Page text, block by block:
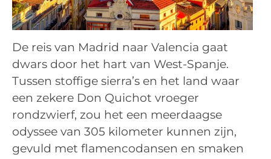
De reis van Madrid naar Valencia gaat
dwars door het hart van West-Spanje.
Tussen stoffige sierra’s en het land waar
een zekere Don Quichot vroeger
rondzwierf, zou het een meerdaagse
odyssee van 305 kilometer kunnen zijn,
gevuld met flamencodansen en smaken